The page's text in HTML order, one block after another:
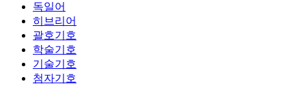
독일어
히브리어
괄호기호
학술기호
기술기호
첨자기호